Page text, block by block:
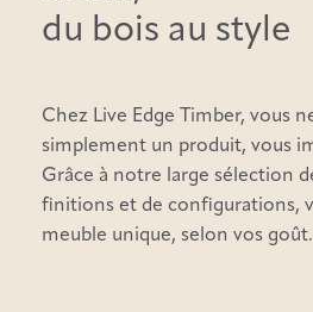
du bois au style
Chez Live Edge Timber, vous
simplement un produit, vous
Grâce à notre large sélection
finitions et de configurations,
meuble unique, selon vos goût.